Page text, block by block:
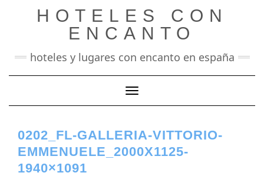
HOTELES CON
ENCANTO
hoteles y lugares con encanto en españa
Cambiar modo de navegación
0202_FL-GALLERIA-VITTORIO-
EMMENUELE_2000X1125-
1940×1091